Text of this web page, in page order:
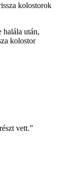
kolostorok
halála után,
kolostor
vett.”